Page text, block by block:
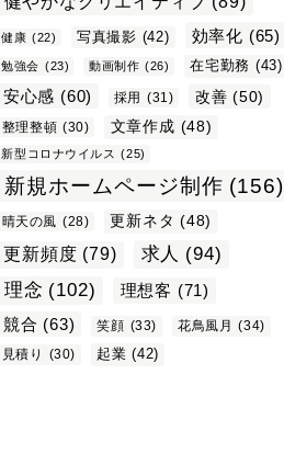
健康 (22) 写真撮影 (42) 効率化 (65)
勉強会 (23) 動画制作 (26) 在宅勤務 (43)
安心感 (60) 採用 (31) 改善 (50)
整理整頓 (30) 文章作成 (48)
新型コロナウイルス (25)
新規ホームページ制作 (156)
晴天の風 (28) 更新ネタ (48)
更新頻度 (79) 求人 (94)
理念 (102) 理想客 (71)
競合 (63) 笑顔 (33) 花鳥風月 (34)
見積り
(30) 起業 (42)